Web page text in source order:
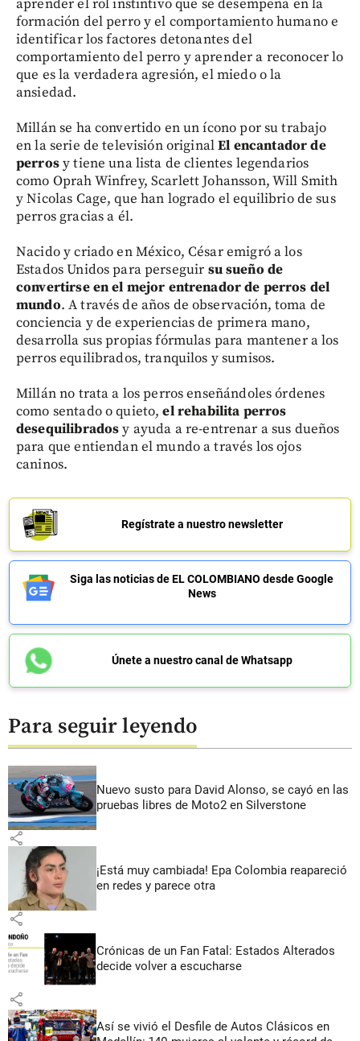
aprender el rol instintivo que se desempeña en la
formación del perro y el comportamiento humano e
identificar los factores detonantes del
comportamiento del perro y aprender a reconocer lo
que es la verdadera agresión, el miedo o la
ansiedad.
Millán se ha convertido en un ícono por su trabajo
en la serie de televisión originalEl encantador de
perrosy tiene una lista de clientes legendarios
como Oprah Winfrey, Scarlett Johansson, Will Smith
y Nicolas Cage, que han logrado el equilibrio de sus
perros gracias a él.
Nacido y criado en México, César emigró a los
Estados Unidos para perseguir su sueño de
convertirse en el mejor entrenador de perros del
mundo. A través de años de observación, toma de
conciencia y de experiencias de primera mano,
desarrolla sus propias fórmulas para mantener a los
perros equilibrados, tranquilos y sumisos.
Millán no trata a los perros enseñándoles órdenes
como sentado o quieto,el rehabilita perros
desequilibradosy ayuda a re-entrenar a sus dueños
para que entiendan el mundo a través los ojos
caninos.
Regístrate a nuestro newsletter
Siga las noticias de EL COLOMBIANO desde Google
News
Únete a nuestro canal de Whatsapp
Para seguir leyendo
Nuevo susto para David Alonso, se cayó en las
pruebas libres de Moto2 en Silverstone
share
¡Está muy cambiada! Epa Colombia reapareció
en redes y parece otra
share
Crónicas de un Fan Fatal: Estados Alterados
decide volver a escucharse
share
Así se vivió el Desfile de Autos Clásicos en